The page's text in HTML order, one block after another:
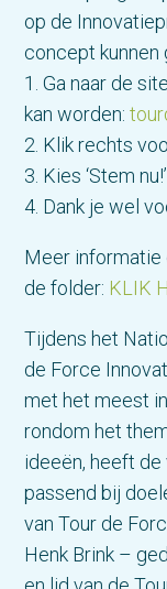
op de
concept kunnen
1. Ga naar de
kan worden:
2. Klik rechts
3. Kies ‘Stem nu!’
4. Dank je wel
Meer informatie
de folder: KLIK
Tijdens het
de Force
met het meest
rondom het
ideeën, heeft
passend bij
van Tour de
Henk Brink –